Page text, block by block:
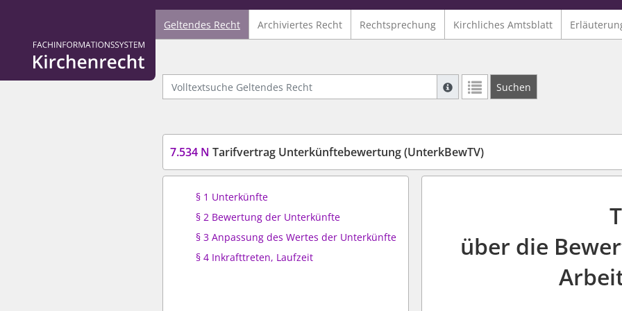
Logo Fachinformationssystem Kirchenrecht
Geltendes Recht Archiviertes Recht Rechtsprechung Kirchliches Amtsblatt
Volltextsuche Geltendes Recht
Suche mit Platzhalter "*", Bsp.
Suchen
7.534 N Tarifvertrag Unterkünftebewertung (UnterkBewTV)
§ 1 Unterkünfte
§ 2 Bewertung der Unterkünfte
§ 3 Anpassung des Wertes der Unterkünfte
§ 4 Inkrafttreten, Laufzeit
über die